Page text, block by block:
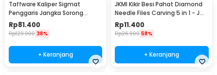
Taffware Kaliper Sigmat
Penggaris Jangka Sorong
Digital LCD 150mm - SH20
Rp81.400
Rp129.900 38%
+ Keranjang
JKMI Kikir Besi Pahat Diamond
Needle Files Carving 5 in 1 - JM-
FL1-1
Rp11.400
Rp26.900 58%
+ Keranjang